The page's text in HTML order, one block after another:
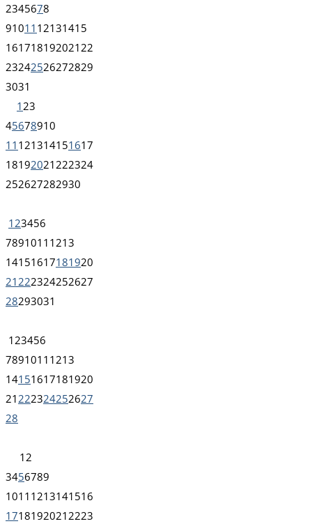
2345678
91011 12131415
161718192021 22
23242526272829
3031
1 23
45678910
11 121314151617
18192021 222324
252627282930
1 23456
7891011 1213
14151617181920
21 222324252627
28293031
1 23456
7891011 1213
14151617181920
21 222324252627
28
1 2
3456789
1011 1213141516
1718192021 2223